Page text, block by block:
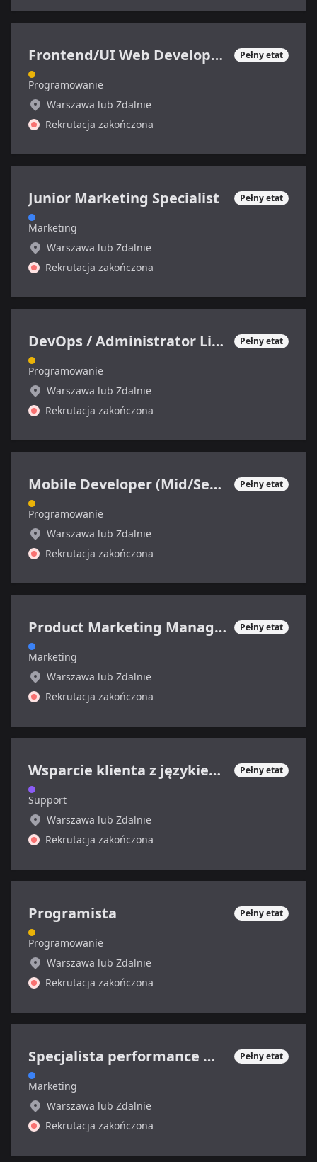
Frontend/UI Web Developer/Designer Pełny etat
Programowanie
Warszawa lub Zdalnie
Rekrutacja zakończona
Junior Marketing Specialist Pełny etat
Marketing
Warszawa lub Zdalnie
Rekrutacja zakończona
DevOps / Administrator Linux Pełny etat
Programowanie
Warszawa lub Zdalnie
Rekrutacja zakończona
Mobile Developer (Mid/Senior) Pełny etat
Programowanie
Warszawa lub Zdalnie
Rekrutacja zakończona
Product Marketing Manager (SaaS) Pełny etat
Marketing
Warszawa lub Zdalnie
Rekrutacja zakończona
Wsparcie klienta z językiem francuskim Pełny etat
Support
Warszawa lub Zdalnie
Rekrutacja zakończona
Programista Pełny etat
Programowanie
Warszawa lub Zdalnie
Rekrutacja zakończona
Specjalista performance marketing (sektor SaaS) Pełny etat
Marketing
Warszawa lub Zdalnie
Rekrutacja zakończona